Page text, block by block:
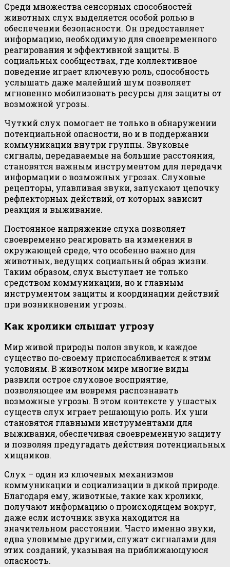
Среди множества сенсорных способностей
животных слух выделяется особой ролью в
обеспечении безопасности. Он предоставляет
информацию, необходимую для своевременного
реагирования и эффективной защиты. В
социальных сообществах, где коллективное
поведение играет ключевую роль, способность
услышать даже малейший шум позволяет
мгновенно мобилизовать ресурсы для защиты от
возможной угрозы.
Чуткий слух помогает не только в обнаружении
потенциальной опасности, но и в поддержании
коммуникации внутри группы. Звуковые
сигналы, передаваемые на большие расстояния,
становятся важным инструментом для передачи
информации о возможных угрозах. Слуховые
рецепторы, улавливая звуки, запускают цепочку
рефлекторных действий, от которых зависит
реакция и выживание.
Постоянное напряжение слуха позволяет
своевременно реагировать на изменения в
окружающей среде, что особенно важно для
животных, ведущих социальный образ жизни.
Таким образом, слух выступает не только
средством коммуникации, но и главным
инструментом защиты и координации действий
при возникновении угрозы.
Как кролики слышат угрозу
Мир живой природы полон звуков, и каждое
существо по-своему приспосабливается к этим
условиям. В животном мире многие виды
развили острое слуховое восприятие,
позволяющее им вовремя распознавать
возможные угрозы. В этом контексте у ушастых
существ слух играет решающую роль. Их уши
становятся главными инструментами для
выживания, обеспечивая своевременную защиту
и позволяя предугадать действия потенциальных
хищников.
Слух – один из ключевых механизмов
коммуникации и социализации в дикой природе.
Благодаря ему, животные, такие как кролики,
получают информацию о происходящем вокруг,
даже если источник звука находится на
значительном расстоянии. Часто именно звуки,
едва уловимые другими, служат сигналами для
этих созданий, указывая на приближающуюся
опасность.